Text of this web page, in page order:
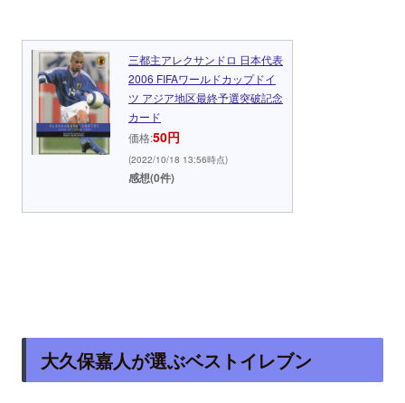
三都主アレクサンドロ 日本代表
2006 FIFAワールドカップドイ
ツ アジア地区最終予選突破記念
カード
価格:50円
(2022/10/18 13:56時点)
感想(0件)
大久保嘉人が選ぶベストイレブン